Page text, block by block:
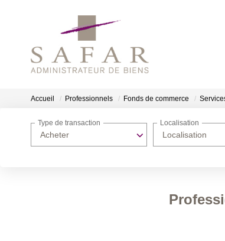
Accueil Professionnels Fonds de commerce
Acheter
Type de transaction
Localisation
Localisation